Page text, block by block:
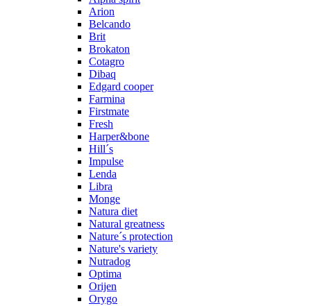
Arion
Belcando
Brit
Brokaton
Cotagro
Dibaq
Edgard cooper
Farmina
Firstmate
Fresh
Harper&bone
Hill´s
Impulse
Lenda
Libra
Monge
Natura diet
Natural greatness
Nature´s protection
Nature's variety
Nutradog
Optima
Orijen
Orygo